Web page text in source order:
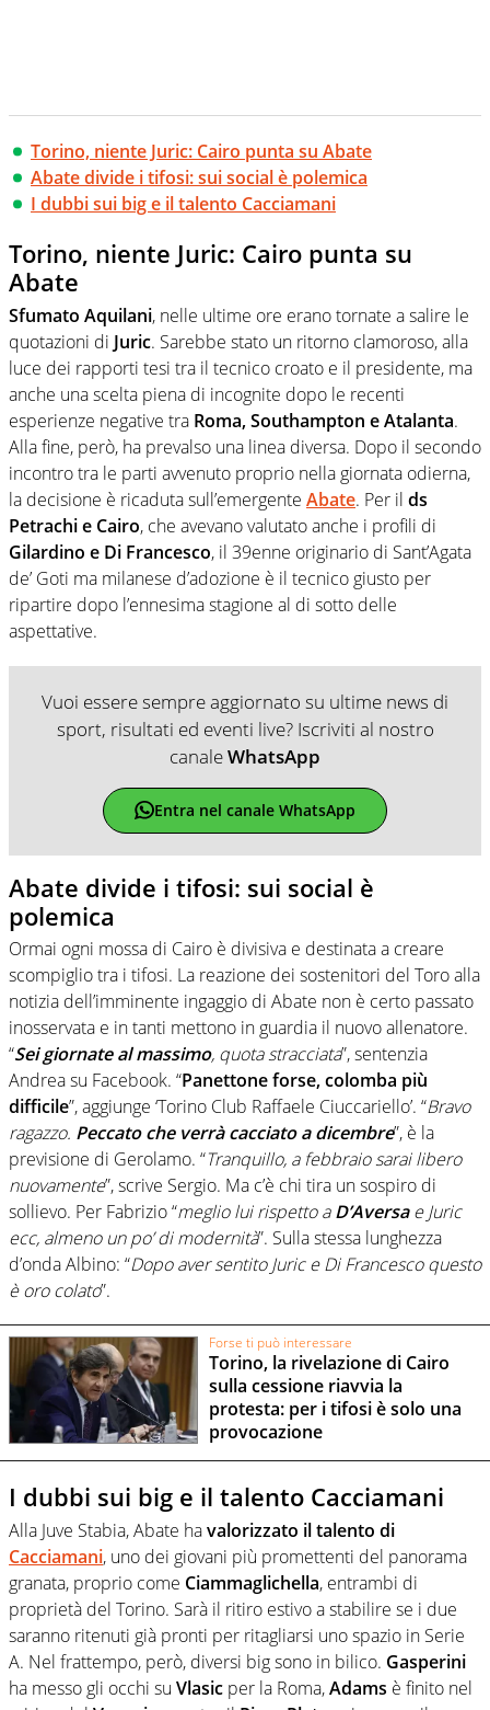
Torino, niente Juric: Cairo punta su Abate
Abate divide i tifosi: sui social è polemica
I dubbi sui big e il talento Cacciamani
Torino, niente Juric: Cairo punta su
Abate
Sfumato Aquilani, nelle ultime ore erano tornate a salire le
quotazioni di Juric. Sarebbe stato un ritorno clamoroso, alla
luce dei rapporti tesi tra il tecnico croato e il presidente, ma
anche una scelta piena di incognite dopo le recenti
esperienze negative tra Roma, Southampton e Atalanta.
Alla fine, però, ha prevalso una linea diversa. Dopo il secondo
incontro tra le parti avvenuto proprio nella giornata odierna,
la decisione è ricaduta sull’emergente Abate. Per il ds
Petrachi e Cairo, che avevano valutato anche i profili di
Gilardino e Di Francesco, il 39enne originario di Sant’Agata
de’ Goti ma milanese d’adozione è il tecnico giusto per
ripartire dopo l’ennesima stagione al di sotto delle
aspettative.
Vuoi essere sempre aggiornato su ultime news di
sport, risultati ed eventi live? Iscriviti al nostro
canaleWhatsApp
Entra nel canale WhatsApp
Abate divide i tifosi: sui social è
polemica
Ormai ogni mossa di Cairo è divisiva e destinata a creare
scompiglio tra i tifosi. La reazione dei sostenitori del Toro alla
notizia dell’imminente ingaggio di Abate non è certo passato
inosservata e in tanti mettono in guardia il nuovo allenatore.
“Sei giornate al massimo, quota stracciata”, sentenzia
Andrea su Facebook. “Panettone forse, colomba più
difficile”, aggiunge ‘Torino Club Raffaele Ciuccariello’. “Bravo
ragazzo. Peccato che verrà cacciato a dicembre”, è la
previsione di Gerolamo. “Tranquillo, a febbraio sarai libero
nuovamente”, scrive Sergio. Ma c’è chi tira un sospiro di
sollievo. Per Fabrizio “meglio lui rispetto aD’Aversae Juric
ecc, almeno un po’ di modernità”. Sulla stessa lunghezza
d’onda Albino: “Dopo aver sentito Juric e Di Francesco questo
è oro colato”.
Forse ti può interessare
Torino, la rivelazione di Cairo
sulla cessione riavvia la
protesta: per i tifosi è solo una
provocazione
I dubbi sui big e il talento Cacciamani
Alla Juve Stabia, Abate havalorizzato il talento di
Cacciamani, uno dei giovani più promettenti del panorama
granata, proprio come Ciammaglichella, entrambi di
proprietà del Torino. Sarà il ritiro estivo a stabilire se i due
saranno ritenuti già pronti per ritagliarsi uno spazio in Serie
A. Nel frattempo, però, diversi big sono in bilico. Gasperini
ha messo gli occhi su Vlasic per la Roma,Adams è finito nel